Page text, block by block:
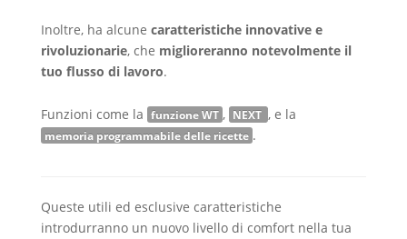
Inoltre, ha alcune caratteristiche innovative e
rivoluzionarie, che miglioreranno notevolmente il
tuo flusso di lavoro.
Funzioni come la funzione WT , NEXT , e la
memoria programmabile delle ricette .
Queste utili ed esclusive caratteristiche
introdurranno un nuovo livello di comfort nella tua